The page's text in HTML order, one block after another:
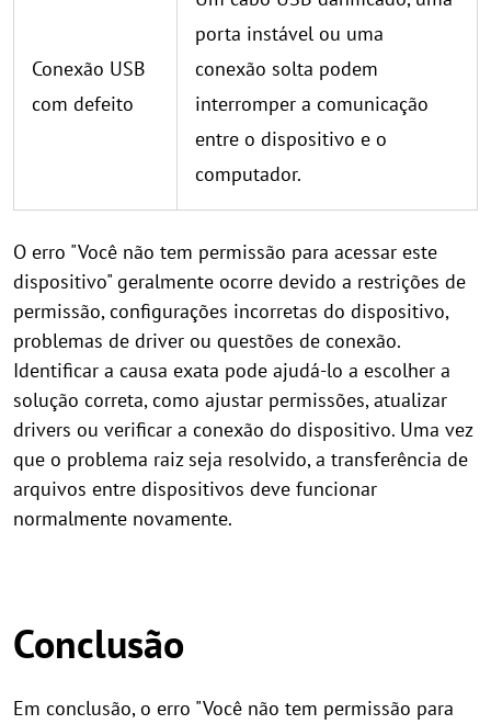
Conexão USB
com defeito
porta instável ou uma
conexão solta podem
interromper a comunicação
entre o dispositivo e o
computador.
O erro "Você não tem permissão para acessar este
dispositivo" geralmente ocorre devido a restrições de
permissão, configurações incorretas do dispositivo,
problemas de driver ou questões de conexão.
Identificar a causa exata pode ajudá-lo a escolher a
solução correta, como ajustar permissões, atualizar
drivers ou verificar a conexão do dispositivo. Uma vez
que o problema raiz seja resolvido, a transferência de
arquivos entre dispositivos deve funcionar
normalmente novamente.
Conclusão
Em conclusão, o erro "Você não tem permissão para